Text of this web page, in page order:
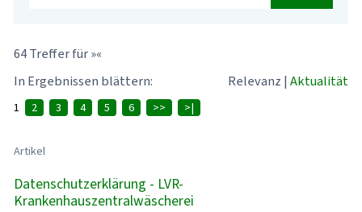
64 Treffer für »«
In Ergebnissen blättern:
Relevanz | Aktualität
1 2 3 4 5 6 >> >|
Artikel
Datenschutzerklärung - LVR-
Krankenhauszentralwäscherei